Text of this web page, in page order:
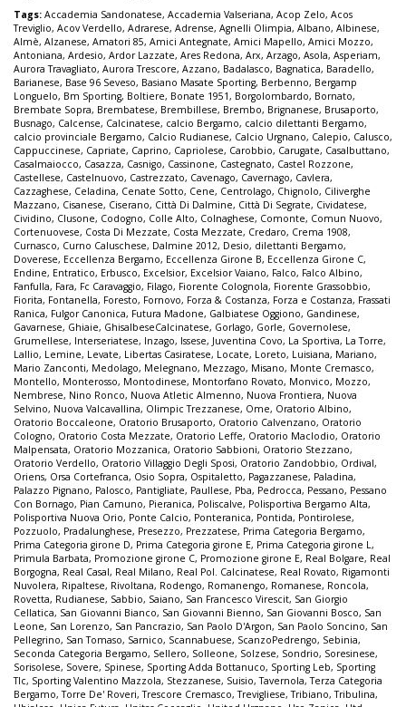
Tags: Accademia Sandonatese, Accademia Valseriana, Acop Zelo, Acos
Treviglio, Acov Verdello, Adrarese, Adrense, Agnelli Olimpia, Albano, Albinese,
Almè, Alzanese, Amatori 85, Amici Antegnate, Amici Mapello, Amici Mozzo,
Antoniana, Ardesio, Ardor Lazzate, Ares Redona, Arx, Arzago, Asola, Asperiam,
Aurora Travagliato, Aurora Trescore, Azzano, Badalasco, Bagnatica, Baradello,
Barianese, Base 96 Seveso, Basiano Masate Sporting, Berbenno, Bergamp
Longuelo, Bm Sporting, Boltiere, Bonate 1951, Borgolombardo, Bornato,
Brembate Sopra, Brembatese, Brembillese, Brembo, Brignanese, Brusaporto,
Busnago, Calcense, Calcinatese, calcio Bergamo, calcio dilettanti Bergamo,
calcio provinciale Bergamo, Calcio Rudianese, Calcio Urgnano, Calepio, Calusco,
Cappuccinese, Capriate, Caprino, Capriolese, Carobbio, Carugate, Casalbuttano,
Casalmaiocco, Casazza, Casnigo, Cassinone, Castegnato, Castel Rozzone,
Castellese, Castelnuovo, Castrezzato, Cavenago, Cavernago, Cavlera,
Cazzaghese, Celadina, Cenate Sotto, Cene, Centrolago, Chignolo, Ciliverghe
Mazzano, Cisanese, Ciserano, Città Di Dalmine, Città Di Segrate, Cividatese,
Cividino, Clusone, Codogno, Colle Alto, Colnaghese, Comonte, Comun Nuovo,
Cortenuovese, Costa Di Mezzate, Costa Mezzate, Credaro, Crema 1908,
Curnasco, Curno Caluschese, Dalmine 2012, Desio, dilettanti Bergamo,
Doverese, Eccellenza Bergamo, Eccellenza Girone B, Eccellenza Girone C,
Endine, Entratico, Erbusco, Excelsior, Excelsior Vaiano, Falco, Falco Albino,
Fanfulla, Fara, Fc Caravaggio, Filago, Fiorente Colognola, Fiorente Grassobbio,
Fiorita, Fontanella, Foresto, Fornovo, Forza & Costanza, Forza e Costanza, Frassati
Ranica, Fulgor Canonica, Futura Madone, Galbiatese Oggiono, Gandinese,
Gavarnese, Ghiaie, GhisalbeseCalcinatese, Gorlago, Gorle, Governolese,
Grumellese, Interseriatese, Inzago, Issese, Juventina Covo, La Sportiva, La Torre,
Lallio, Lemine, Levate, Libertas Casiratese, Locate, Loreto, Luisiana, Mariano,
Mario Zanconti, Medolago, Melegnano, Mezzago, Misano, Monte Cremasco,
Montello, Monterosso, Montodinese, Montorfano Rovato, Monvico, Mozzo,
Nembrese, Nino Ronco, Nuova Atletic Almenno, Nuova Frontiera, Nuova
Selvino, Nuova Valcavallina, Olimpic Trezzanese, Ome, Oratorio Albino,
Oratorio Boccaleone, Oratorio Brusaporto, Oratorio Calvenzano, Oratorio
Cologno, Oratorio Costa Mezzate, Oratorio Leffe, Oratorio Maclodio, Oratorio
Malpensata, Oratorio Mozzanica, Oratorio Sabbioni, Oratorio Stezzano,
Oratorio Verdello, Oratorio Villaggio Degli Sposi, Oratorio Zandobbio, Ordival,
Oriens, Orsa Cortefranca, Osio Sopra, Ospitaletto, Pagazzanese, Paladina,
Palazzo Pignano, Palosco, Pantigliate, Paullese, Pba, Pedrocca, Pessano, Pessano
Con Bornago, Pian Camuno, Pieranica, Poliscalve, Polisportiva Bergamo Alta,
Polisportiva Nuova Orio, Ponte Calcio, Ponteranica, Pontida, Pontirolese,
Pozzuolo, Pradalunghese, Presezzo, Prezzatese, Prima Categoria Bergamo,
Prima Categoria girone D, Prima Categoria girone E, Prima Categoria girone L,
Primula Barbata, Promozione girone C, Promozione girone E, Real Bolgare, Real
Borgogna, Real Casal, Real Milano, Real Pol. Calcinatese, Real Rovato, Rigamonti
Nuvolera, Ripaltese, Rivoltana, Rodengo, Romanengo, Romanese, Roncola,
Rovetta, Rudianese, Sabbio, Saiano, San Francesco Virescit, San Giorgio
Cellatica, San Giovanni Bianco, San Giovanni Bienno, San Giovanni Bosco, San
Leone, San Lorenzo, San Pancrazio, San Paolo D'Argon, San Paolo Soncino, San
Pellegrino, San Tomaso, Sarnico, Scannabuese, ScanzoPedrengo, Sebinia,
Seconda Categoria Bergamo, Sellero, Solleone, Solzese, Sondrio, Soresinese,
Sorisolese, Sovere, Spinese, Sporting Adda Bottanuco, Sporting Leb, Sporting
Tlc, Sporting Valentino Mazzola, Stezzanese, Suisio,Tavernola,Terza Categoria
Bergamo,Torre De' Roveri,Trescore Cremasco,Trevigliese,Tribiano,Tribulina,